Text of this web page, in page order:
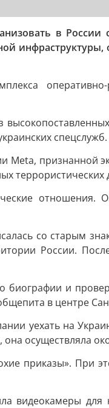
в России
оперативно-
спецслужб.
признанной
террористических
отношения.
со старым
России.
биографии и
в центре
уехать на
осуществляла
приказы». При
видеокамеры